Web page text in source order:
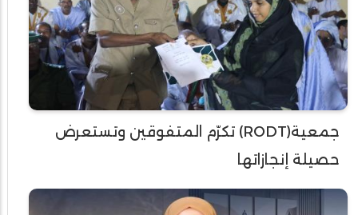
جمعية(RODT) تكرّم المتفوقين وتستعرض
حصيلة إنجازاتها